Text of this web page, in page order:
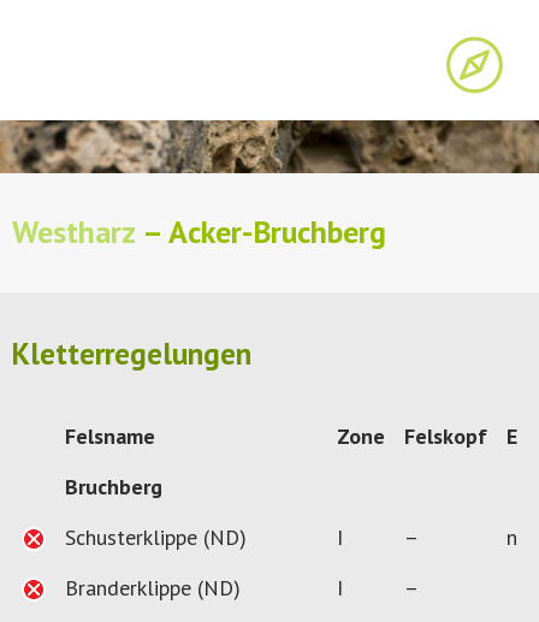
Westharz – Acker-Bruchberg
Kletterregelungen
Felsname Zone Felskopf
E
Bruchberg
Schusterklippe (ND)
I –
n
Branderklippe (ND)
I
–